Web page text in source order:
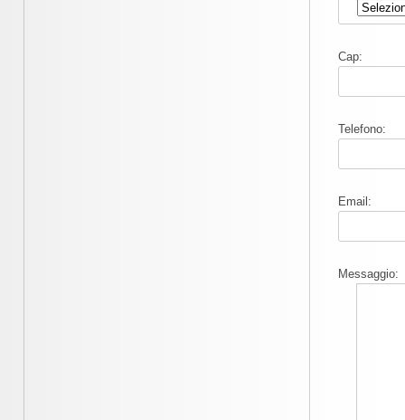
Cap:
Telefono:
Email:
Messaggio: